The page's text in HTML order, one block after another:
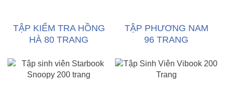
TẬP KIỂM TRA HỒNG
HÀ 80 TRANG
TẬP PHƯƠNG NAM
96 TRANG